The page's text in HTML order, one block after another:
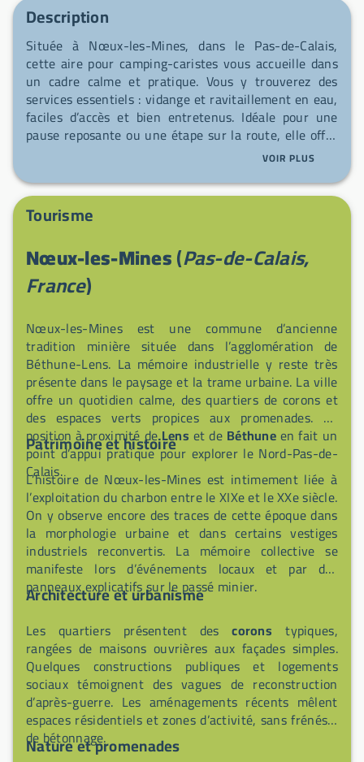
Description
Située à Nœux-les-Mines, dans le Pas-de-Calais,
cette aire pour camping-caristes vous accueille dans
un cadre calme et pratique. Vous y trouverez des
services essentiels : vidange et ravitaillement en eau,
faciles d’accès et bien entretenus. Idéale pour une
pause reposante ou une étape sur la route, elle offre
tout le nécessaire pour reprendre la route l’esprit
VOIR PLUS
Tourisme
Nœux-les-Mines(Pas-de-Calais,
France)
Nœux-les-Mines est une commune d’ancienne
tradition minière située dans l’agglomération de
Béthune-Lens. La mémoire industrielle y reste très
présente dans le paysage et la trame urbaine. La ville
offre un quotidien calme, des quartiers de corons et
des espaces verts propices aux promenades. Sa
position à proximité deLens et de Béthuneen fait un
point d’appui pratique pour explorer le Nord-Pas-de-
Calais.
Patrimoine et histoire
L’histoire de Nœux-les-Mines est intimement liée à
l’exploitation du charbon entre le XIXe et le XXe siècle.
On y observe encore des traces de cette époque dans
la morphologie urbaine et dans certains vestiges
industriels reconvertis. La mémoire collective se
manifeste lors d’événements locaux et par des
panneaux explicatifs sur le passé minier.
Architecture et urbanisme
Les quartiers présentent descorons typiques,
rangées de maisons ouvrières aux façades simples.
Quelques constructions publiques et logements
sociaux témoignent des vagues de reconstruction
d’après-guerre. Les aménagements récents mêlent
espaces résidentiels et zones d’activité, sans frénésie
de bétonnage.
Nature et promenades